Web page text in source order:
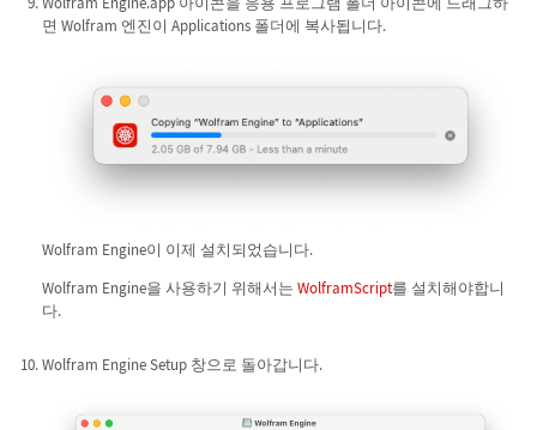
면 Wolfram 엔진이 Applications 폴더에 복사됩니다.
Wolfram Engine이 이제 설치되었습니다.
Wolfram Engine을 사용하기 위해서는 WolframScript를 설치해야합니
다.
Wolfram Engine Setup 창으로 돌아갑니다.